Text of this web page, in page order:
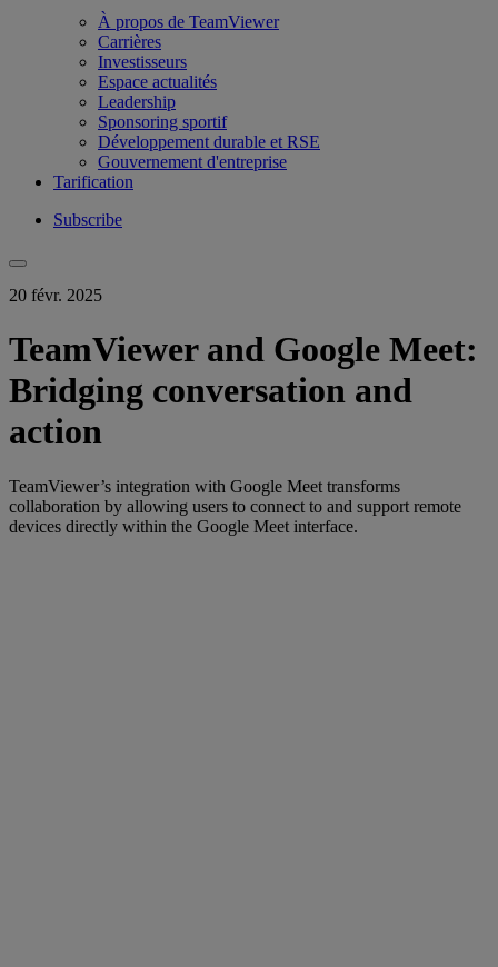
À propos de TeamViewer
Carrières
Investisseurs
Espace actualités
Leadership
Sponsoring sportif
Développement durable et RSE
Gouvernement d'entreprise
Tarification
Subscribe
20 févr. 2025
TeamViewer and Google Meet:
Bridging conversation and
action
TeamViewer’s integration with Google Meet transforms
collaboration by allowing users to connect to and support remote
devices directly within the Google Meet interface.